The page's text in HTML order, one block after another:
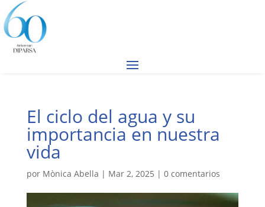
El ciclo del agua y su
importancia en nuestra
vida
por Mònica Abella | Mar 2, 2025 | 0 comentarios